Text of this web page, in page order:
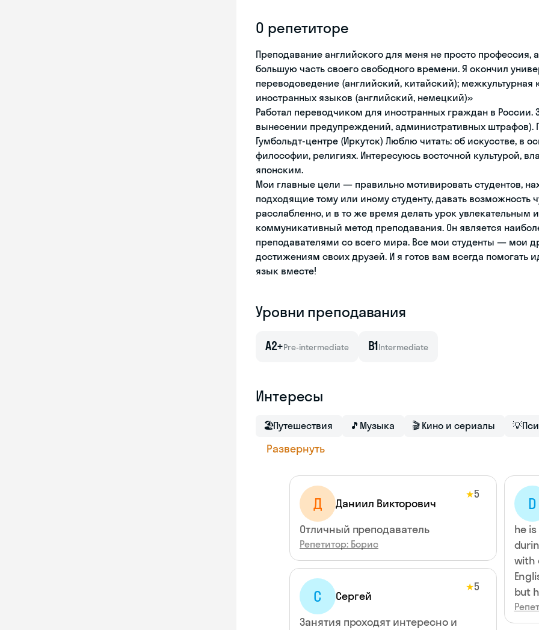
О репетиторе
Преподавание английского для меня не просто
большую часть своего свободного времени. Я окончил
переводоведение (английский, китайский);
иностранных языков (английский, немецкий)»
Работал переводчиком для иностранных граждан в
вынесении предупреждений, административных штрафов).
Гумбольдт-центре (Иркутск) Люблю читать: об искусстве, в
философии, религиях. Интересуюсь восточной культурой,
японским.
Мои главные цели — правильно мотивировать студентов,
подходящие тому или иному студенту, давать возможность
расслабленно, и в то же время делать урок увлекательным
коммуникативный метод преподавания. Он является
преподавателями со всего мира. Все мои студенты — мои
достижениям своих друзей. И я готов вам всегда помогать
язык вместе!
Уровни преподавания
A2+Pre-intermediate B1Intermediate
Интересы
🏖Путешествия 🎵 Музыка 🎬 Кино и сериалы 💡
Развернуть
Д Даниил Викторович
★5
Отличный преподаватель
Репетитор: Борис
С Сергей
★5
Занятия проходят интересно и
D
he is realy
with
but